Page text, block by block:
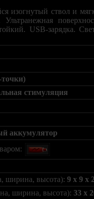
изогнутый ствол и
Ультранежная
USB-зарядка.
стимуляция
аккумулятор
ширина, высота): 9 x 9 x
ширина, высота): 33 x